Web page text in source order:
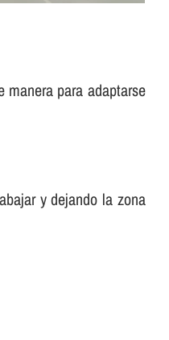
para adaptarse
y dejando la zona